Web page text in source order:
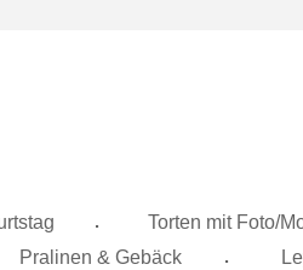
. Torten mit Foto/
Pralinen & Gebäck .